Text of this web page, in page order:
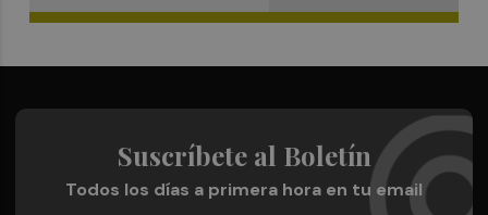
Suscríbete al Boletín
Todos los días a primera hora en tu email